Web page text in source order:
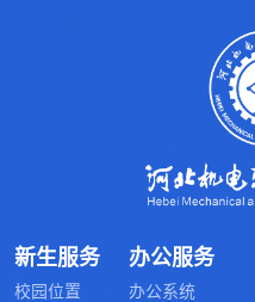
新生服务
校园位置
办公服务
办公系统